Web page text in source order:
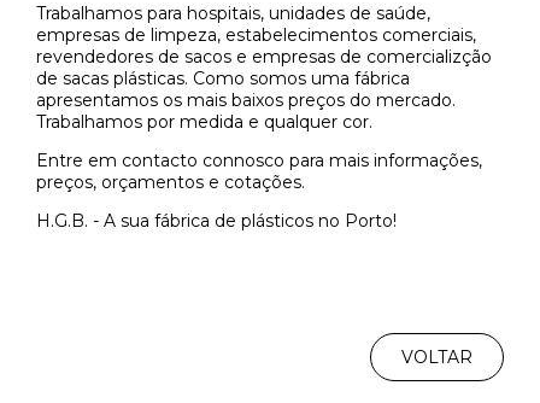
Trabalhamos para hospitais, unidades de saúde,
empresas de limpeza, estabelecimentos comerciais,
revendedores de sacos e empresas de comercializção
de sacas plásticas. Como somos uma fábrica
apresentamos os mais baixos preços do mercado.
Trabalhamos por medida e qualquer cor.
Entre em contacto connosco para mais informações,
preços, orçamentos e cotações.
H.G.B. - A sua fábrica de plásticos no Porto!
VOLTAR